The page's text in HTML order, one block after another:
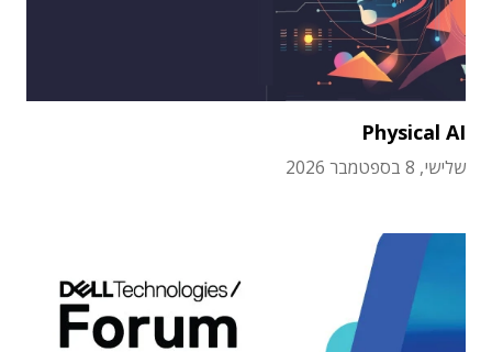
Physical AI
שלישי, 8 בספטמבר 2026